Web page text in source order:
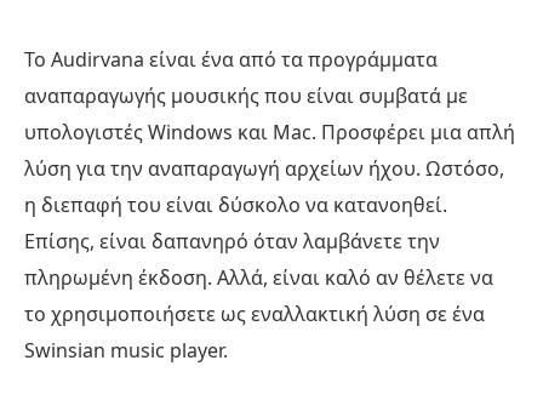
Το Audirvana είναι ένα από τα προγράμματα
αναπαραγωγής μουσικής που είναι συμβατά με
υπολογιστές Windows και Mac. Προσφέρει μια απλή
λύση για την αναπαραγωγή αρχείων ήχου. Ωστόσο,
η διεπαφή του είναι δύσκολο να κατανοηθεί.
Επίσης, είναι δαπανηρό όταν λαμβάνετε την
πληρωμένη έκδοση. Αλλά, είναι καλό αν θέλετε να
το χρησιμοποιήσετε ως εναλλακτική λύση σε ένα
Swinsian music player.